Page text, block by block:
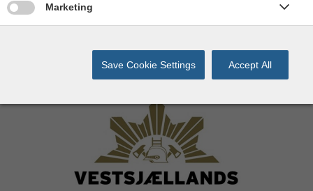
Marketing
Give permission for Marketing cookies
Save Cookie Settings Accept All